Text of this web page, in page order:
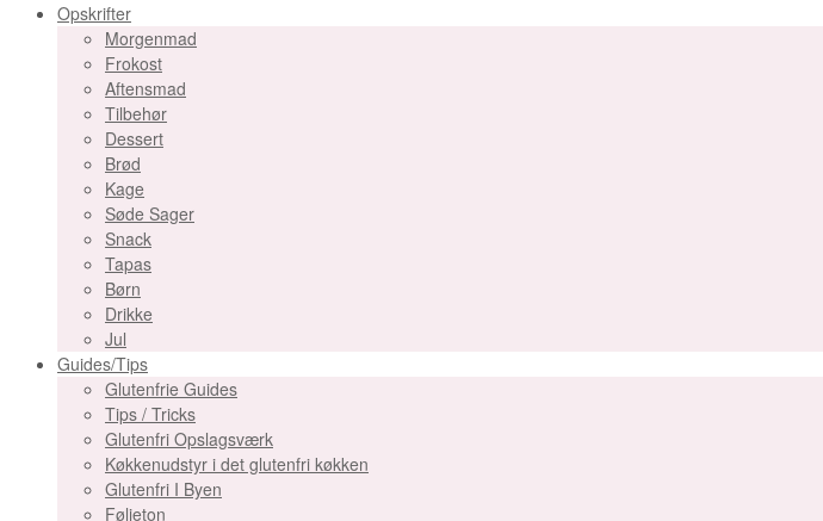
Opskrifter
Morgenmad
Frokost
Aftensmad
Tilbehør
Dessert
Brød
Kage
Søde Sager
Snack
Tapas
Børn
Drikke
Jul
Guides/Tips
Glutenfrie Guides
Tips / Tricks
Glutenfri Opslagsværk
Køkkenudstyr i det glutenfri køkken
Glutenfri I Byen
Føljeton